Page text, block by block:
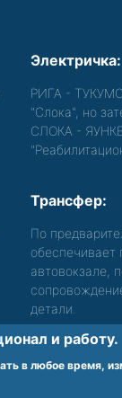
Электричка:
РИГА -
"Слока", но
СЛОКА -
Трансфер:
По
обеспечивает
автовокзале,
детали.
и работу.
в любое время,